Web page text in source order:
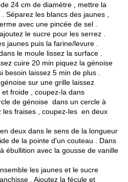
24 cm de diamètre , mettre la
Séparez les blancs des jaunes ,
avec une pincée de sel .
le sucre pour les serrez .
jaunes puis la farine/levure .
le moule lissez la surface .
cuire 20 min piquez la génoise
laissez 5 min de plus .
sur une grille laissez
froide , coupez-la dans
de génoise dans un cercle à
les fraises , coupez-les en deux
deux dans le sens de la longueur
de la pointe d'un couteau . Dans
ébullition avec la gousse de vanille
les jaunes et le sucre
. Ajoutez la fécule et